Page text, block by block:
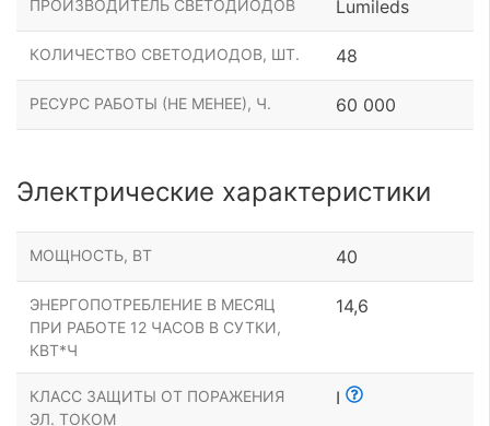
ПРОИЗВОДИТЕЛЬ СВЕТОДИОДОВ Lumileds
КОЛИЧЕСТВО СВЕТОДИОДОВ, ШТ. 48
РЕСУРС РАБОТЫ (НЕ МЕНЕЕ), Ч. 60 000
Электрические характеристики
МОЩНОСТЬ, ВТ 40
ЭНЕРГОПОТРЕБЛЕНИЕ В МЕСЯЦ
ПРИ РАБОТЕ 12 ЧАСОВ В СУТКИ,
КВТ*Ч
14,6
КЛАСС ЗАЩИТЫ ОТ ПОРАЖЕНИЯ
ЭЛ. ТОКОМ
I